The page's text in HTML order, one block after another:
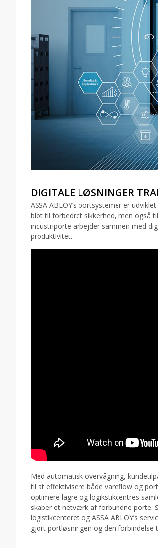
DIGITALE LØSNINGER
ASSA ABLOY’s portsystemer er
blot til forbedret sikkerhed, men også
industriporte arbejder sammen med
produktivitet.
Med automatisk overvågning,
til at effektivisere både vareflow og
optimere lagre og logikstikcentres
skaber et netværk af forbundne porte.
logistikcenteret og ASSA ABLOY’s
gjort portløsningen og den forbindelse